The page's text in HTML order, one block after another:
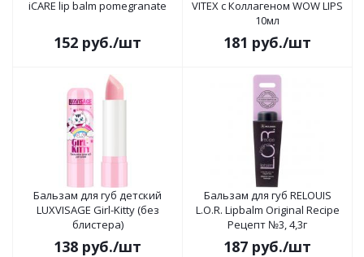
iCARE lip balm pomegranate
152 руб./шт
VITEX с Коллагеном WOW LIPS
10мл
181 руб./шт
Бальзам для губ детский
LUXVISAGE Girl-Kitty (без
блистера)
138 руб./шт
Бальзам для губ RELOUIS
L.O.R. Lipbalm Original Recipe
Рецепт №3, 4,3г
187 руб./шт